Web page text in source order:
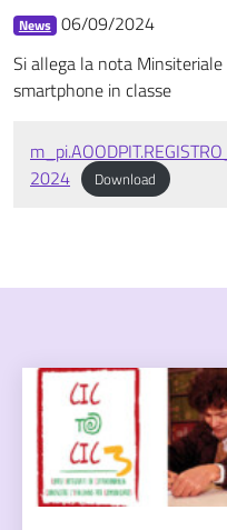
News 06/09/2024
Si allega la nota
smartphone in classe
2024
Download